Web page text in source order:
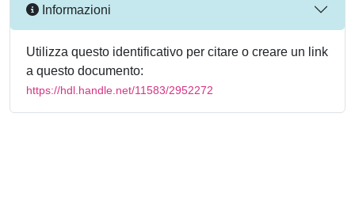
Informazioni
Utilizza questo identificativo per citare o creare un link
a questo documento:
https://hdl.handle.net/11583/2952272